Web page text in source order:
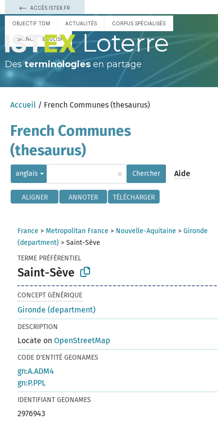
ACCÈS ISTEX.FR
OBJECTIF TDM ACTUALITÉS CORPUS SPÉCIALISÉS
ESPAÑOL ENGLISH Loterre
Des terminologies en partage
Accueil / French Communes (thesaurus)
French Communes
(thesaurus)
anglais × Chercher Aide
ALIGNER ANNOTER TÉLÉCHARGER
France > Metropolitan France > Nouvelle-Aquitaine >Gironde
(department) >Saint-Sève
TERME PRÉFÉRENTIEL
Saint-Sève
CONCEPT GÉNÉRIQUE
Gironde (department)
DESCRIPTION
Locate onOpenStreetMap
CODE D'ENTITÉ GEONAMES
gn:A.ADM4
gn:P.PPL
IDENTIFIANT GEONAMES
2976943